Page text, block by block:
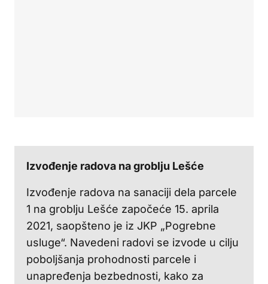
Izvođenje radova na groblju Lešće
Izvođenje radova na sanaciji dela parcele
1 na groblju Lešće započeće 15. aprila
2021, saopšteno je iz JKP „Pogrebne
usluge“. Navedeni radovi se izvode u cilju
poboljšanja prohodnosti parcele i
unapređenja bezbednosti, kako za